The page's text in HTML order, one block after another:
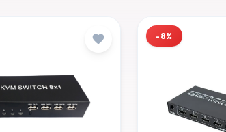
-8%